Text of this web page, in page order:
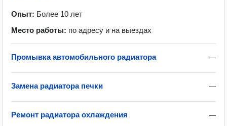
Опыт: Более 10 лет
Место работы: по адресу и на выездах
—
Промывка автомобильного радиатора
—
Замена радиатора печки
—
Ремонт радиатора охлаждения